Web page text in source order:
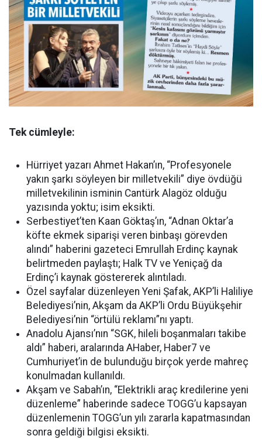
Tek cümleyle:
Hürriyet yazarı Ahmet Hakan’ın, “Profesyonele
yakın şarkı söyleyen bir milletvekili” diye övdüğü
milletvekilinin isminin Cantürk Alagöz olduğu
yazısında yoktu; isim eksikti.
Serbestiyet’ten Kaan Göktaş’ın, “Adnan Oktar’a
köfte ekmek siparişi veren binbaşı görevden
alındı” haberini gazeteci Emrullah Erdinç kaynak
belirtmeden paylaştı; Halk TV ve Yeniçağ da
Erdinç’i kaynak göstererek alıntıladı.
Özel sayfalar düzenleyen Yeni Şafak, AKP’li Haliliye
Belediyesi’nin, Akşam da AKP’li Ordu Büyükşehir
Belediyesi’nin “örtülü reklamı”nı yaptı.
Anadolu Ajansı’nın “SGK, hileli boşanmaları takibe
aldı” haberi, aralarında AHaber, Haber7 ve
Cumhuriyet’in de bulunduğu birçok yerde mahreç
konulmadan kullanıldı.
Akşam ve Sabah’ın, “Elektrikli araç kredilerine yeni
düzenleme” haberinde sadece TOGG’u kapsayan
düzenlemenin TOGG’un yılı zararla kapatmasından
sonra geldiği bilgisi eksikti.